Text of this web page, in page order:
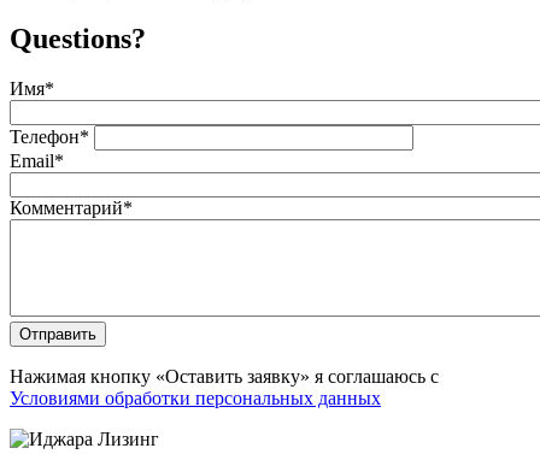
Questions?
Имя*
Телефон*
Email*
Комментарий*
Отправить
Нажимая кнопку «Оставить заявку» я соглашаюсь с
Условиями обработки персональных данных